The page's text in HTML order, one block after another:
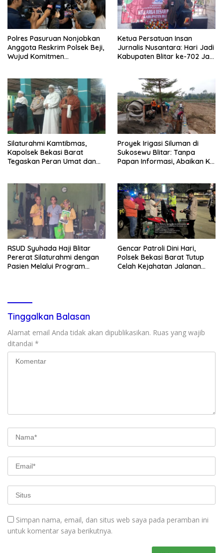
Polres Pasuruan Nonjobkan
Anggota Reskrim Polsek Beji,
Wujud Komitmen
Ketua Persatuan Insan
Jurnalis Nusantara: Hari Jadi
Kabupaten Blitar ke-702 Jadi
Silaturahmi Kamtibmas,
Kapolsek Bekasi Barat
Tegaskan Peran Umat dan
Proyek Irigasi Siluman di
Sukosewu Blitar: Tanpa
Papan Informasi, Abaikan K3,
RSUD Syuhada Haji Blitar
Pererat Silaturahmi dengan
Pasien Melalui Program
Gencar Patroli Dini Hari,
Polsek Bekasi Barat Tutup
Celah Kejahatan Jalanan
Tinggalkan Balasan
Alamat email Anda tidak akan dipublikasikan. Ruas yang wajib
ditandai *
Simpan nama, email, dan situs web saya pada peramban ini
untuk komentar saya berikutnya.